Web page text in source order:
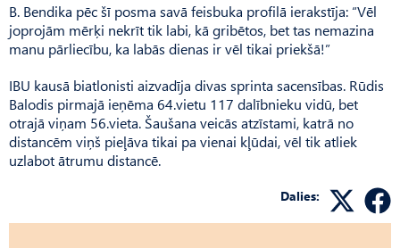
B. Bendika pēc šī posma savā feisbuka profilā ierakstīja: “Vēl
joprojām mērķi nekrīt tik labi, kā gribētos, bet tas nemazina
manu pārliecību, ka labās dienas ir vēl tikai priekšā!”
IBU kausā biatlonisti aizvadīja divas sprinta sacensības. Rūdis
Balodis pirmajā ieņēma 64.vietu 117 dalībnieku vidū, bet
otrajā viņam 56.vieta. Šaušana veicās atzīstami, katrā no
distancēm viņš pieļāva tikai pa vienai kļūdai, vēl tik atliek
uzlabot ātrumu distancē.
Dalies: